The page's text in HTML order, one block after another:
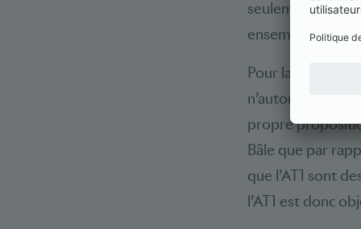
seulement les
ensemble et
Pour la
n’autoriser que
propre
Bâle que par
que l’AT1 sont
l’AT1 est donc